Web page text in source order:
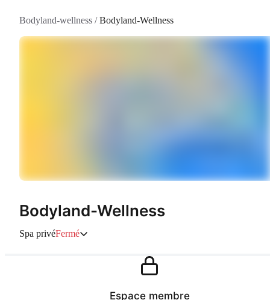
Bodyland-wellness /Bodyland-Wellness
Bodyland-Wellness
Spa privéFermé
Espace membre